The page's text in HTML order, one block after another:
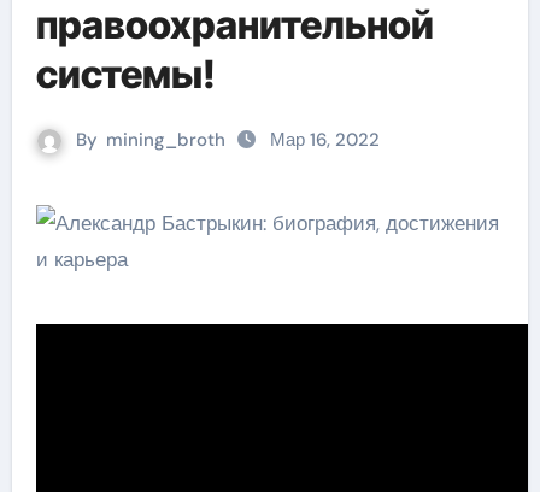
правоохранительной
системы!
By mining_broth Мар 16, 2022